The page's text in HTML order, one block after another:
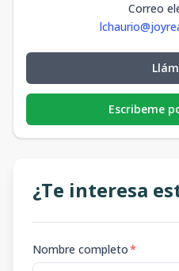
Correo
Escribeme
¿Te interesa
Nombre completo*